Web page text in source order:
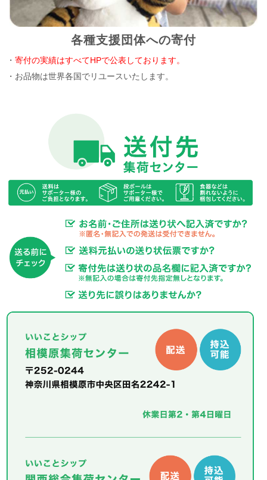
各種支援団体への寄付
・寄付の実績はすべてHPで公表しております。
・お品物は世界各国でリユースいたします。